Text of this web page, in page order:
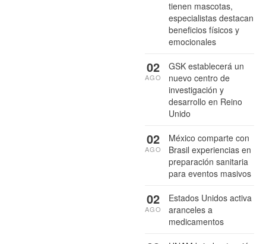
tienen mascotas,
especialistas destacan
beneficios físicos y
emocionales
GSK establecerá un
nuevo centro de
investigación y
desarrollo en Reino
Unido
02
AGO
México comparte con
Brasil experiencias en
preparación sanitaria
para eventos masivos
02
AGO
Estados Unidos activa
aranceles a
medicamentos
02
AGO